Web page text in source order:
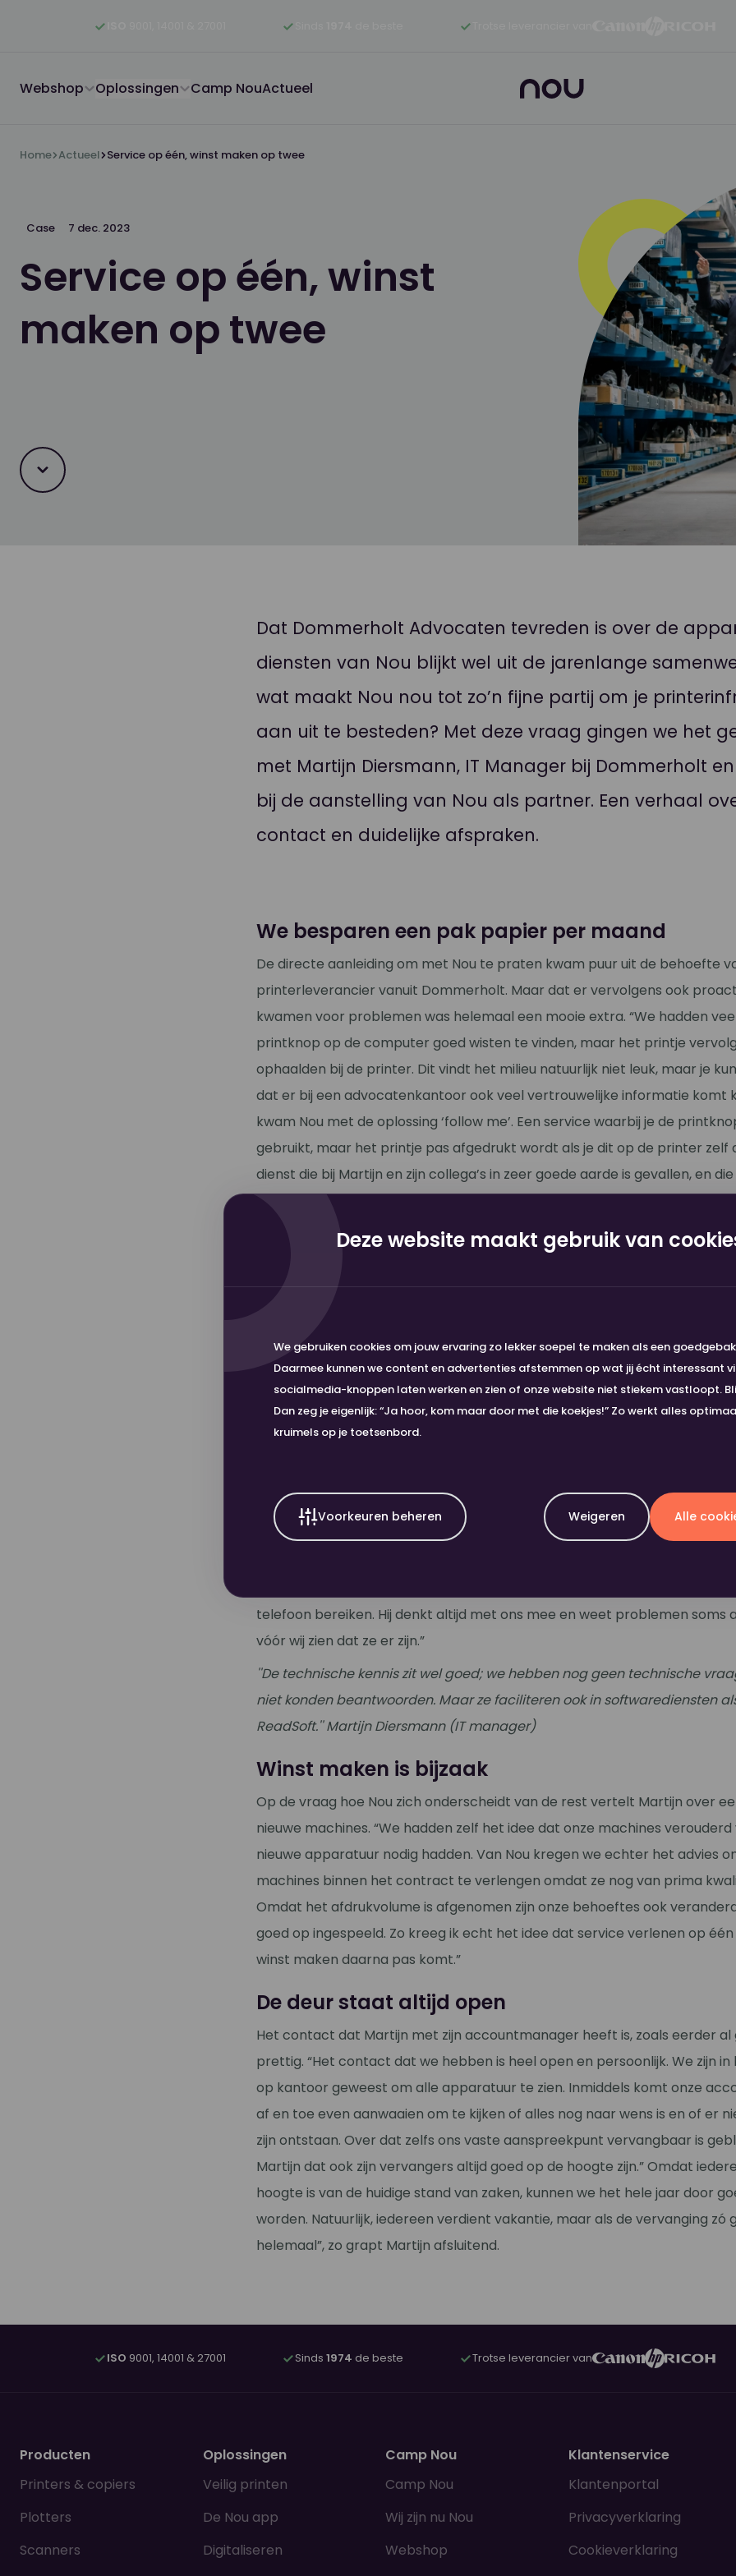
Deze website maakt gebruik van
We gebruiken cookies om jouw ervaring zo lekker soepel te maken als een
Daarmee kunnen we content en advertenties afstemmen op wat jij écht interessant
socialmedia-knoppen laten werken en zien of onze website niet stiekem vastloopt.
Dan zeg je eigenlijk: “Ja hoor, kom maar door met die koekjes!” Zo werkt alles
kruimels op je toetsenbord.
Voorkeuren beheren Weigeren Alle
Ga naar hoofdinhoud
Ga naar hoofdnavigatie
Ga naar footer
Webshop Oplossingen Camp NouActueel
Home Actueel Service op één, winst maken op twee
Case 7 dec. 2023
Service op één, winst
maken op twee
Dat Dommerholt Advocaten tevreden is over de
diensten van Nou blijkt wel uit de jarenlange
wat maakt Nou nou tot zo’n fijne partij om je
aan uit te besteden? Met deze vraag gingen we het
met Martijn Diersmann, IT Manager bij Dommerholt
bij de aanstelling van Nou als partner. Een verhaal
contact en duidelijke afspraken.
We besparen een pak papier per maand
De directe aanleiding om met Nou te praten kwam puur uit de behoefte
printerleverancier vanuit Dommerholt. Maar dat er vervolgens ook
kwamen voor problemen was helemaal een mooie extra. “We hadden
printknop op de computer goed wisten te vinden, maar het printje
ophaalden bij de printer. Dit vindt het milieu natuurlijk niet leuk, maar je
dat er bij een advocatenkantoor ook veel vertrouwelijke informatie komt
kwam Nou met de oplossing ‘follow me’. Een service waarbij je de
gebruikt, maar het printje pas afgedrukt wordt als je dit op de printer zelf
dienst die bij Martijn en zijn collega’s in zeer goede aarde is gevallen, en
een besparing van een pak printpapier per maand heeft geleid.
Geen kopzorgen meer
er de volgende dag een nieuwe toner op de mat. Een stukje ontzorgen
gewoon net een stukje makkelijker maakt”, zo vertelt Martijn met een
Afspraak is afspraak
zo vertelt Martijn over de eerste selectieronde voor de nieuwe
printer een storing heeft dan staat er binnen no time een monteur op de
telefoon bereiken. Hij denkt altijd met ons mee en weet problemen soms
vóór wij zien dat ze er zijn.”
''De technische kennis zit wel goed; we hebben nog geen technische
niet konden beantwoorden. Maar ze faciliteren ook in softwarediensten
ReadSoft.'' Martijn Diersmann (IT manager)
Winst maken is bijzaak
Op de vraag hoe Nou zich onderscheidt van de rest vertelt Martijn over
nieuwe machines. “We hadden zelf het idee dat onze machines
nieuwe apparatuur nodig hadden. Van Nou kregen we echter het advies
machines binnen het contract te verlengen omdat ze nog van prima
Omdat het afdrukvolume is afgenomen zijn onze behoeftes ook
goed op ingespeeld. Zo kreeg ik echt het idee dat service verlenen op
winst maken daarna pas komt.”
De deur staat altijd open
Het contact dat Martijn met zijn accountmanager heeft is, zoals eerder al
prettig. “Het contact dat we hebben is heel open en persoonlijk. We zijn in
op kantoor geweest om alle apparatuur te zien. Inmiddels komt onze
af en toe even aanwaaien om te kijken of alles nog naar wens is en of er
zijn ontstaan. Over dat zelfs ons vaste aanspreekpunt vervangbaar is
Martijn dat ook zijn vervangers altijd goed op de hoogte zijn.” Omdat
hoogte is van de huidige stand van zaken, kunnen we het hele jaar door
worden. Natuurlijk, iedereen verdient vakantie, maar als de vervanging zó
helemaal”, zo grapt Martijn afsluitend.
ISO 9001, 14001 & 27001 Sinds 1974 de beste Trotse leverancier van
Producten
Printers & copiers
Plotters
Scanners
Oplossingen
Veilig printen
De Nou app
Digitaliseren
Camp Nou
Camp Nou
Wij zijn nu Nou
Webshop
Klantenservice
Klantenportal
Privacyverklaring
Cookieverklaring